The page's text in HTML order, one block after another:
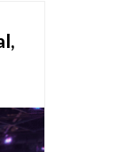
2026
2026